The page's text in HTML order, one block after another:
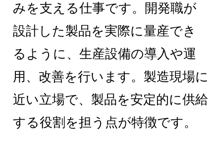
みを支える仕事です。開発職が
設計した製品を実際に量産でき
るように、生産設備の導入や運
用、改善を行います。製造現場に
近い立場で、製品を安定的に供給
する役割を担う点が特徴です。